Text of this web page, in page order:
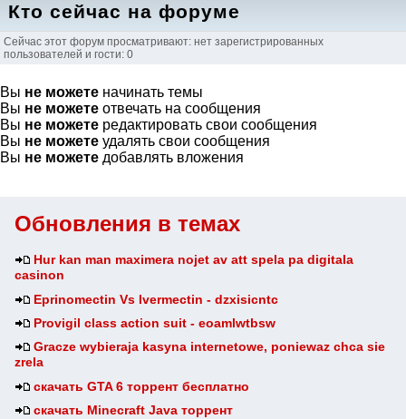
Обновления в темах
Hur kan man maximera nojet av att spela pa digitala
casinon
Eprinomectin Vs Ivermectin - dzxisicntc
Provigil class action suit - eoamlwtbsw
Gracze wybieraja kasyna internetowe, poniewaz chca sie
zrela
скачать GTA 6 торрент бесплатно
скачать Minecraft Java торрент
Кто сейчас на форуме
Сейчас этот форум просматривают: нет зарегистрированных
пользователей и гости: 0
Вы не можете начинать темы
Вы не можете отвечать на сообщения
Вы не можете редактировать свои сообщения
Вы не можете удалять свои сообщения
Вы не можете добавлять вложения